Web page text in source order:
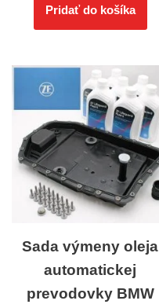
Pridať do košíka
Sada výmeny oleja
automatickej
prevodovky BMW